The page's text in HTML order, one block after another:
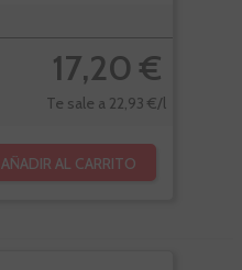
17,20 €
Te sale a 22,93 €/l
AÑADIR AL CARRITO